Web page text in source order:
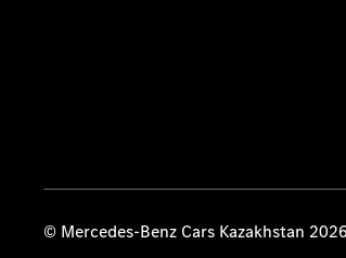
© Mercedes-Benz Cars Kazakhstan